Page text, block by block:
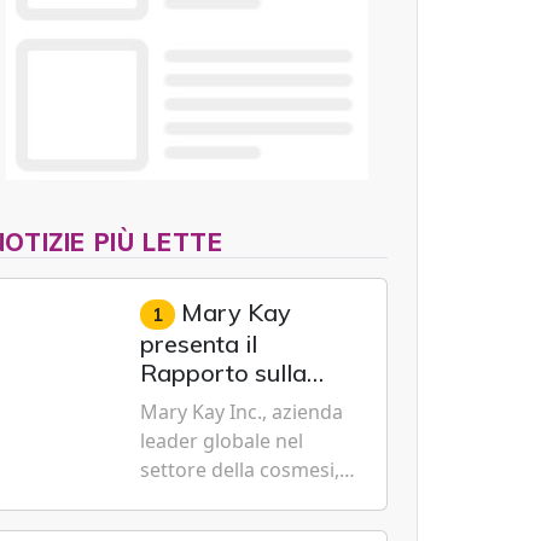
PIÙ LETTE
1 Mary Kay
presenta il
Rapporto sulla
sostenibilità 2026,
evidenziando i
progressi
realizzati a livello
Mary Kay Inc., azienda
leader globale nel
settore della cosmesi,
sostenibilità e